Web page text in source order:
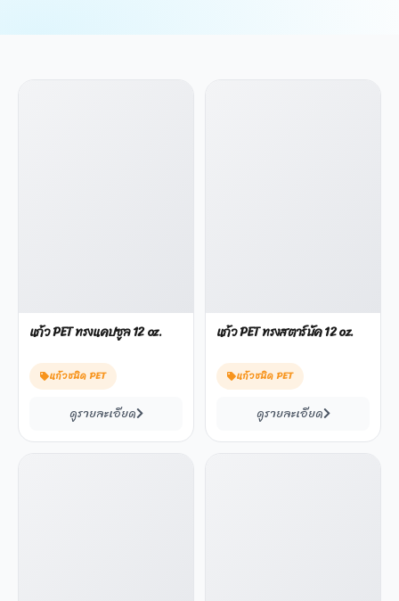
แก้ว PET ทรงแคปซูล 12 oz.
แก้วชนิด PET
ดูรายละเอียด
แก้ว PET ทรงสตาร์บัค 12 oz.
แก้วชนิด PET
ดูรายละเอียด